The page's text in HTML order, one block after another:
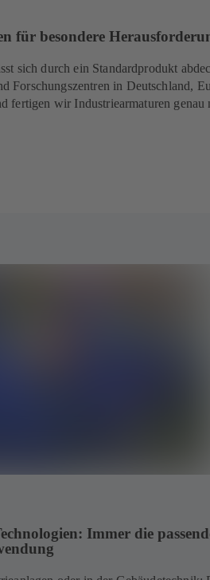
für besondere
sich durch ein Standardprodukt
Forschungszentren in Deutschland,
fertigen wir Industriearmaturen genau
Immer die